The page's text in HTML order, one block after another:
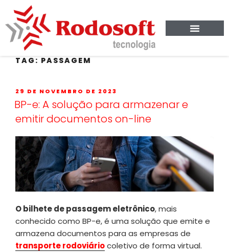
TAG: PASSAGEM
29 DE NOVEMBRO DE 2023
BP-e: A solução para armazenar e
emitir documentos on-line
O bilhete de passagem eletrônico, mais
conhecido como BP-e, é uma solução que emite e
armazena documentos para as empresas de
transporte rodoviáriocoletivo de forma virtual.